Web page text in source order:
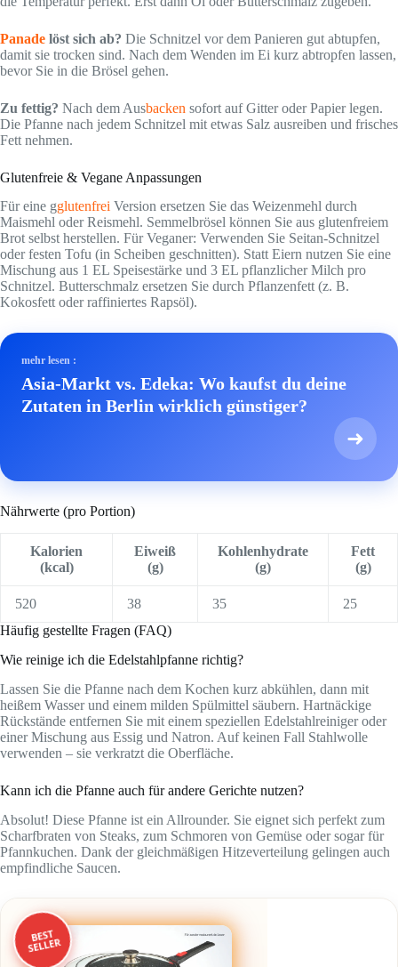
Panade löst sich ab? Die Schnitzel vor dem Panieren gut abtupfen,
damit sie trocken sind. Nach dem Wenden im Ei kurz abtropfen lassen,
bevor Sie in die Brösel gehen.
Zu fettig? Nach dem Ausbacken sofort auf Gitter oder Papier legen.
Die Pfanne nach jedem Schnitzel mit etwas Salz ausreiben und frisches
Fett nehmen.
Glutenfreie & Vegane Anpassungen
Für eine gglutenfrei Version ersetzen Sie das Weizenmehl durch
Maismehl oder Reismehl. Semmelbrösel können Sie aus glutenfreiem
Brot selbst herstellen. Für Veganer: Verwenden Sie Seitan-Schnitzel
oder festen Tofu (in Scheiben geschnitten). Statt Eiern nutzen Sie eine
Mischung aus 1 EL Speisestärke und 3 EL pflanzlicher Milch pro
Schnitzel. Butterschmalz ersetzen Sie durch Pflanzenfett (z. B.
Kokosfett oder raffiniertes Rapsöl).
mehr lesen :
Asia-Markt vs. Edeka: Wo kaufst du deine
Zutaten in Berlin wirklich günstiger?
➜
Nährwerte (pro Portion)
Kalorien
(kcal)
Eiweiß
(g)
Kohlenhydrate
(g)
Fett
(g)
520 38 35
25
Häufig gestellte Fragen (FAQ)
Wie reinige ich die Edelstahlpfanne richtig?
Lassen Sie die Pfanne nach dem Kochen kurz abkühlen, dann mit
heißem Wasser und einem milden Spülmittel säubern. Hartnäckige
Rückstände entfernen Sie mit einem speziellen Edelstahlreiniger oder
einer Mischung aus Essig und Natron. Auf keinen Fall Stahlwolle
verwenden – sie verkratzt die Oberfläche.
Kann ich die Pfanne auch für andere Gerichte nutzen?
Absolut! Diese Pfanne ist ein Allrounder. Sie eignet sich perfekt zum
Scharfbraten von Steaks, zum Schmoren von Gemüse oder sogar für
Pfannkuchen. Dank der gleichmäßigen Hitzeverteilung gelingen auch
empfindliche Saucen.
BEST
SELLER